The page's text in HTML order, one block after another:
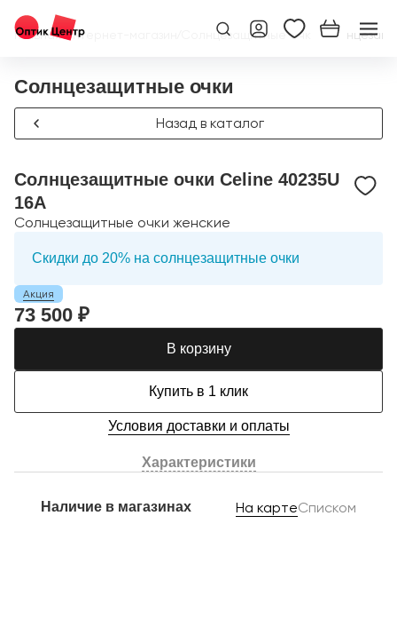
Главная/Интернет-магазин Солнцезащитные очки /
Солнцезащитные очки
Назад в каталог
Солнцезащитные очки Celine 40235U
16A
Солнцезащитные очки женские
Скидки до 20% на солнцезащитные очки
Акция
73 500 ₽
В корзину
Купить в 1 клик
Условия доставки и оплаты
Характеристики
Наличие в магазинах На картеСписком